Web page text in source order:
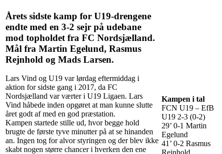
Årets sidste kamp for U19-drengene
endte med en 3-2 sejr på udebane
mod topholdet fra FC Nordsjælland.
Mål fra Martin Egelund, Rasmus
Rejnhold og Mads Larsen.
Lars Vind og U19 var lørdag eftermiddag i
aktion for sidste gang i 2017, da FC
Nordsjælland var værter i U19 Ligaen. Lars
Vind håbede inden opgøret at man kunne slutte
året godt af med en god præstation.
Kampen startede stille ud, hvor begge hold
brugte de første tyve minutter på at se hinanden
an. Ingen tog for alvor styringen og der blev ikke
skabt nogen større chancer i hverken den ene
Kampen i tal
FCN U19 – EfB
U19 2-3 (0-2)
29’ 0-1 Martin
Egelund
41’ 0-2 Rasmus
Rejnhold